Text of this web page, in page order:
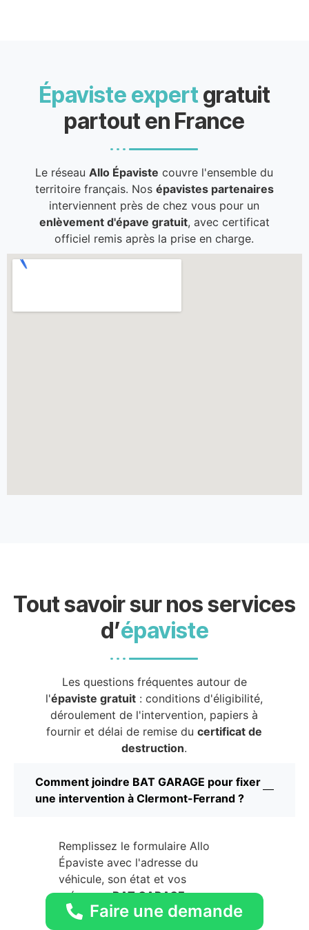
Épaviste expert gratuit
partout en France
Le réseauAllo Épaviste couvre l'ensemble du
territoire français. Nos épavistes partenaires
interviennent près de chez vous pour un
enlèvement d'épave gratuit, avec certificat
officiel remis après la prise en charge.
Tout savoir sur nos services
d’épaviste
Les questions fréquentes autour de
l'épaviste gratuit : conditions d'éligibilité,
déroulement de l'intervention, papiers à
fournir et délai de remise ducertificat de
destruction.
Comment joindre BAT GARAGE pour fixer
une intervention à Clermont-Ferrand ?
Remplissez le formulaire Allo
Épaviste avec l'adresse du
véhicule, son état et vos
créneaux.BAT GARAGEvous
rappelle directement pour
Faire une demande